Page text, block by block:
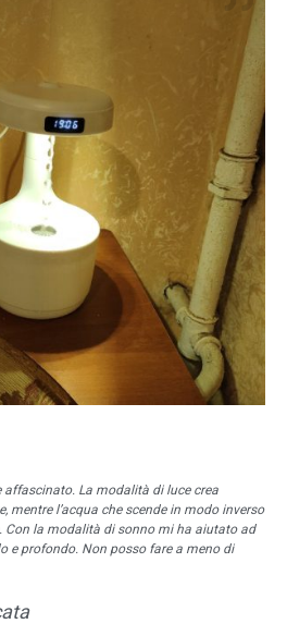
La modalità di luce crea
mentre l’acqua che scende in modo inverso
Con la modalità di sonno mi ha aiutato ad
e profondo. Non posso fare a meno di